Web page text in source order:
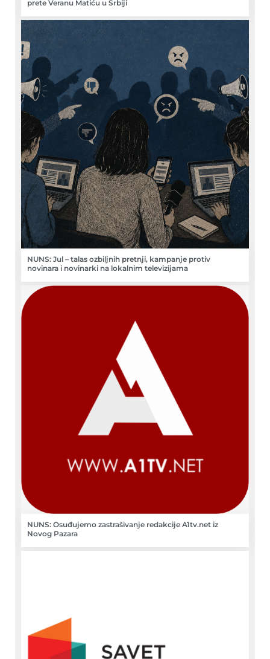
prete Veranu Matiću u Srbiji
NUNS: Jul – talas ozbiljnih pretnji, kampanje protiv
novinara i novinarki na lokalnim televizijama
NUNS: Osuđujemo zastrašivanje redakcije A1tv.net iz
Novog Pazara